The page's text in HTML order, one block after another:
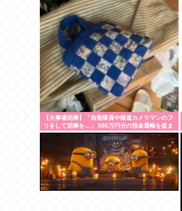
【火事場泥棒】「自衛隊員や報道カメラマンのフ
リをして泥棒を…」 500万円分の預金通帳を盗ま
れた高齢女性が明かす被害 「外出が怖くなり、避